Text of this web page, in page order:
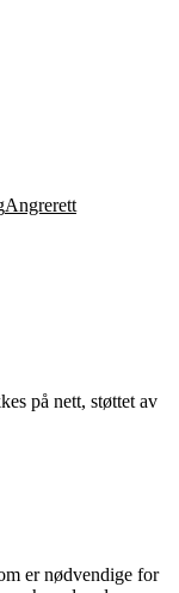
Angrerett
på nett, støttet av
er nødvendige for